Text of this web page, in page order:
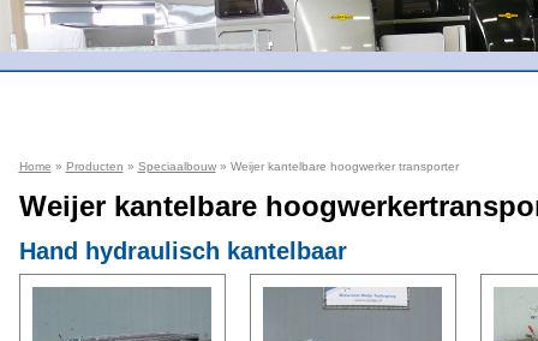
Home » Producten » Speciaalbouw» Weijer kantelbare hoogwerker transporter
Weijer kantelbare
Hand hydraulisch kantelbaar